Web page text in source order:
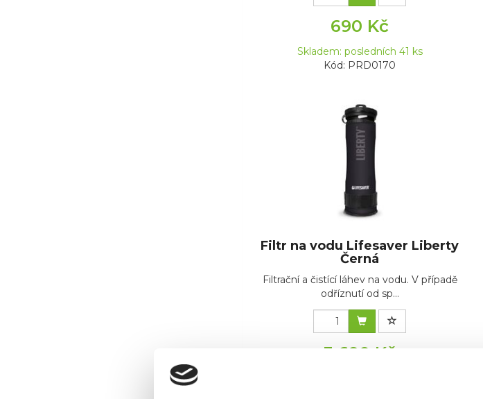
690 Kč
Skladem: posledních 41 ks
Kód: PRD0170
Filtr na vodu Lifesaver Liberty
Černá
Filtrační a čistící láhev na vodu. V případě
odříznutí od sp...
3 690 Kč